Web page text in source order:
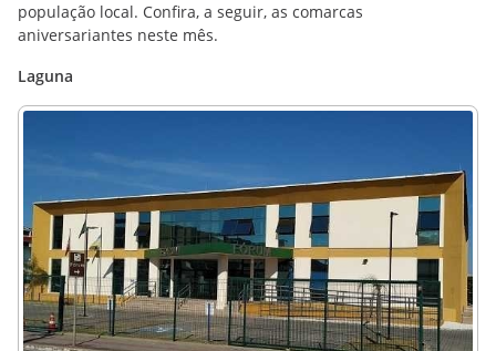
população local. Confira, a seguir, as comarcas
aniversariantes neste mês.
Laguna